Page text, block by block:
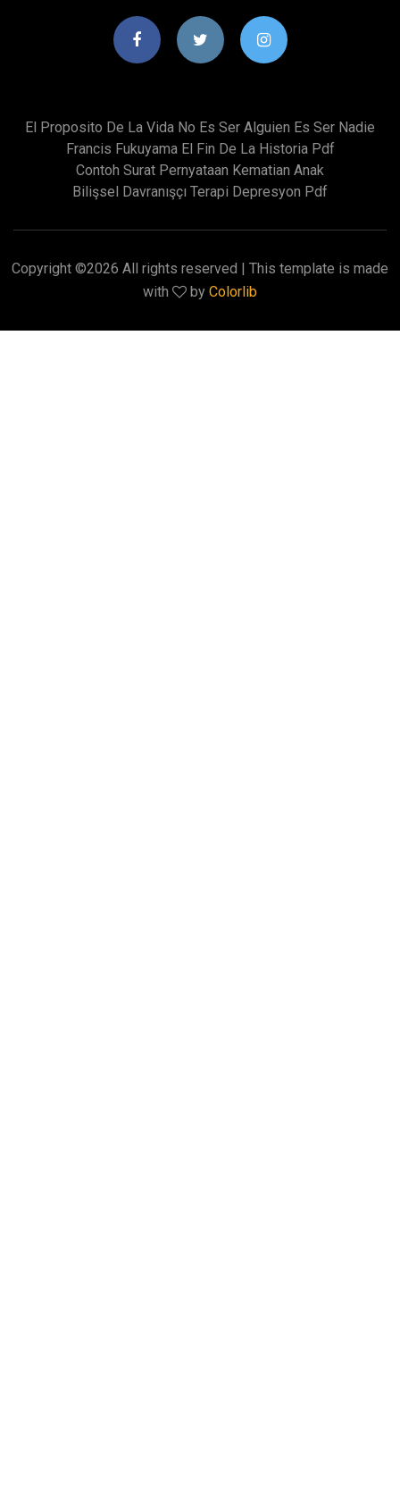
El Proposito De La Vida No Es Ser Alguien Es Ser Nadie
Francis Fukuyama El Fin De La Historia Pdf
Contoh Surat Pernyataan Kematian Anak
Bilişsel Davranışçı Terapi Depresyon Pdf
Copyright ©2026 All rights reserved | This template is made
with
by Colorlib